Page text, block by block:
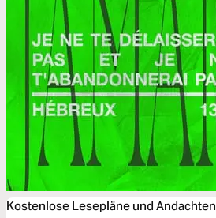
Kostenlose Lesepläne und